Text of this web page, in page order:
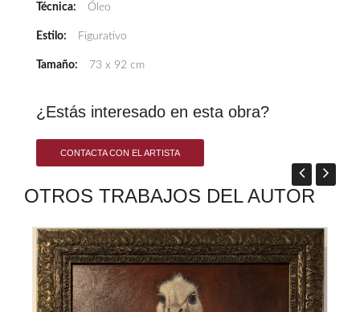
Técnica: Óleo
Estilo: Figurativo
Tamaño: 73 x 92 cm
¿Estás interesado en esta obra?
CONTACTA CON EL ARTISTA
OTROS TRABAJOS DEL AUTOR